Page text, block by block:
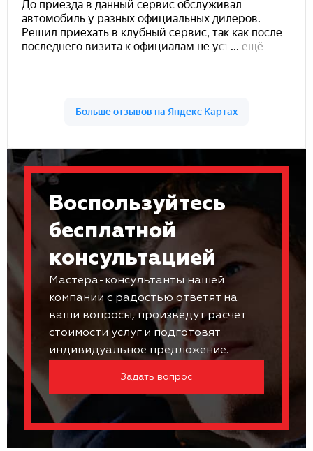
Воспользуйтесь
бесплатной
консультацией
Мастера-консультанты нашей
компании с радостью ответят на
ваши вопросы, произведут расчет
стоимости услуг и подготовят
индивидуальное предложение.
Задать вопрос